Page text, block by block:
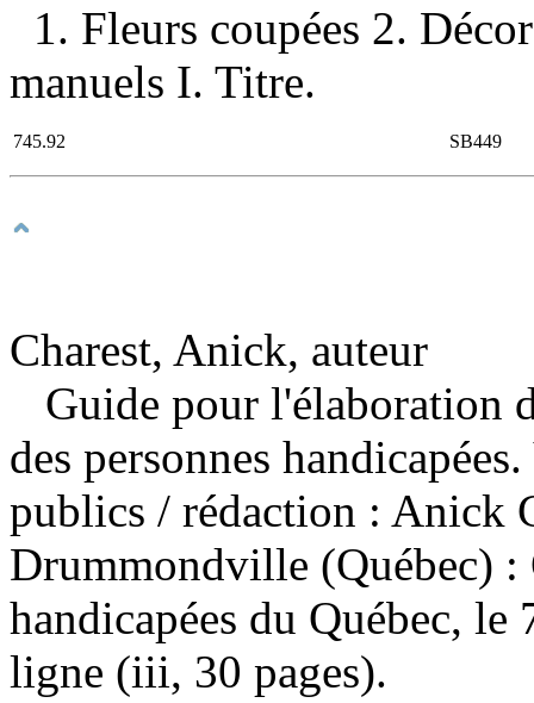
1. Fleurs coupées 2.
manuels I. Titre.
745.92 SB449
Charest, Anick, auteur
Guide pour l'élaboration
des personnes
publics / rédaction :
Drummondville (Québec) :
handicapées du Québec,
ligne (iii, 30 pages).